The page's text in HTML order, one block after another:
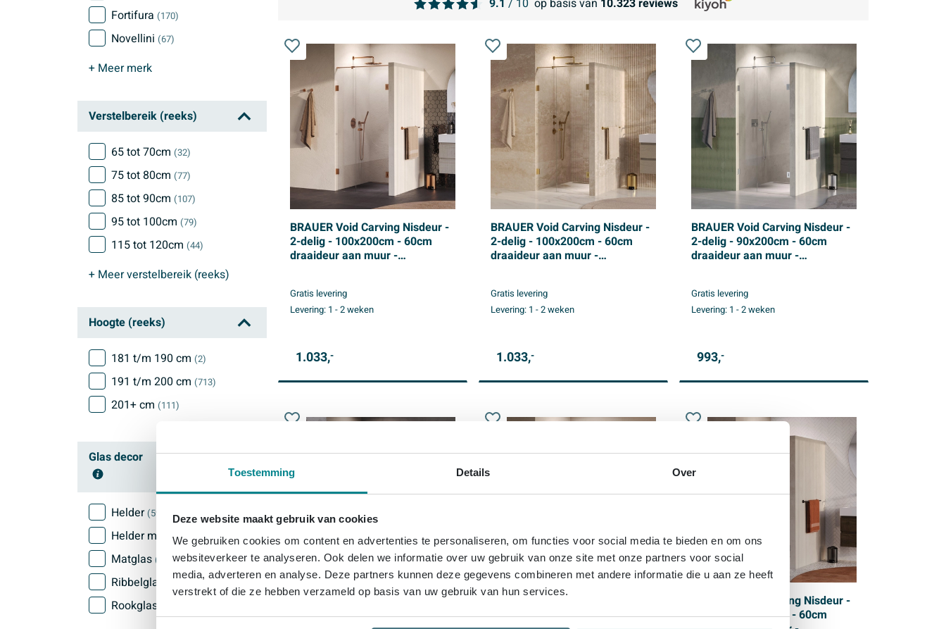
Toestemming Details Over
Deze website maakt gebruik van cookies
We gebruiken cookies om content en advertenties te personaliseren, om functies voor social media te bieden en om ons
websiteverkeer te analyseren. Ook delen we informatie over uw gebruik van onze site met onze partners voor social
media, adverteren en analyse. Deze partners kunnen deze gegevens combineren met andere informatie die u aan ze heeft
verstrekt of die ze hebben verzameld op basis van uw gebruik van hun services.
Fortifura (170)
Novellini (67)
+ Meermerk
Verstelbereik (reeks)
65 tot 70cm (32)
75 tot 80cm (77)
85 tot 90cm (107)
95 tot 100cm (79)
115 tot 120cm (44)
+ Meerverstelbereik (reeks)
Hoogte (reeks)
181 t/m 190 cm (2)
191 t/m 200 cm (713)
201+ cm (111)
Glas decor
Helder(592)
Helder met rasters(31)
Matglas (43)
Ribbelglas
Rookglas
BRAUER Void Carving Nisdeur -
2-delig - 100x200cm - 60cm
draaideur aan muur -
PVD
Gratis levering
Levering: 1 - 2 weken
1.033,-
BRAUER Void Carving Nisdeur -
2-delig - 100x200cm - 60cm
draaideur aan muur -
PVD
Gratis levering
Levering: 1 - 2 weken
1.033,-
BRAUER Void Carving Nisdeur -
2-delig - 90x200cm - 60cm
draaideur aan muur -
PVD
Gratis levering
Levering: 1 - 2 weken
993,-
BRAUER Void Carving Nisdeur -
2-delig - 100x200cm - 60cm
BRAUER Void Carving Nisdeur -
2-delig - 90x200cm - 60cm
BRAUER Void Carving Nisdeur -
2-delig - 90x200cm - 60cm
9.1 / 10 op basis van 10.323reviews